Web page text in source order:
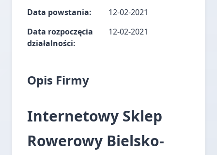
Data powstania:
12-02-2021
Data rozpoczęcia
działalności:
12-02-2021
Opis Firmy
Internetowy Sklep
Rowerowy Bielsko-